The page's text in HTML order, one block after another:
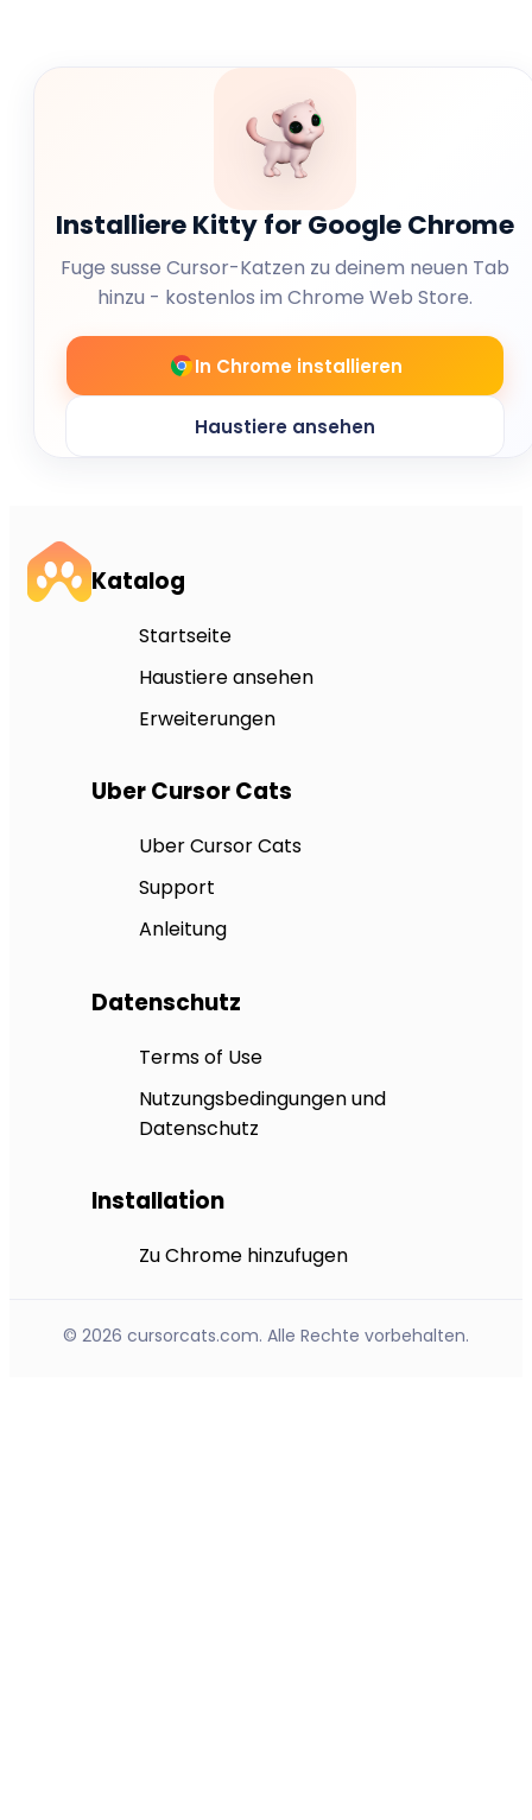
Installiere Kitty for Google Chrome
Fuge susse Cursor-Katzen zu deinem neuen Tab
hinzu - kostenlos im Chrome Web Store.
In Chrome installieren
Haustiere ansehen
Katalog
Startseite
Haustiere ansehen
Erweiterungen
Uber Cursor Cats
Uber Cursor Cats
Support
Anleitung
Datenschutz
Terms of Use
Nutzungsbedingungen und
Datenschutz
Installation
Zu Chrome hinzufugen
© 2026 cursorcats.com. Alle Rechte vorbehalten.